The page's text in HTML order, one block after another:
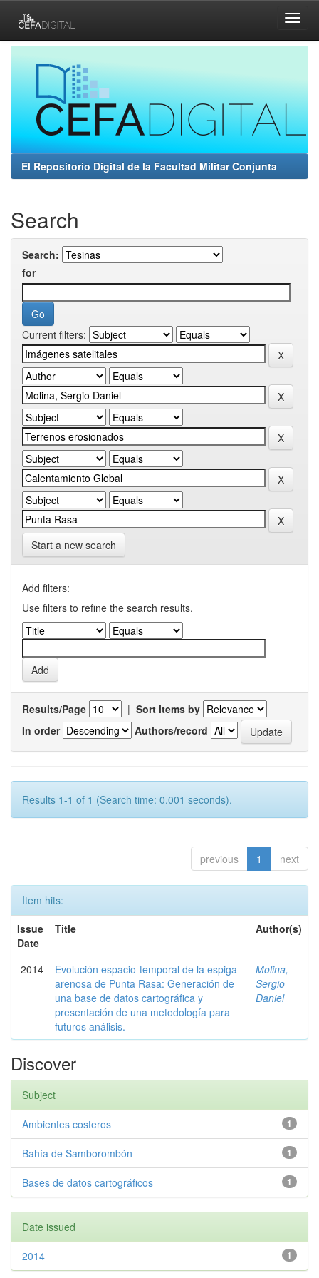
navigation
El Repositorio Digital de la Facultad Militar Conjunta
Search
Search:
for
Current filters:
Start a new search
Add filters:
Use filters to refine the search results.
Results/Page | Sort items by
In order
Authors/record
Results 1-1 of 1 (Search time: 0.001 seconds).
previous 1 next
Item hits:
Issue
Date
Title Author(s)
2014
Evolución espacio-temporal de la espiga
arenosa de Punta Rasa: Generación de
una base de datos cartográfica y
presentación de una metodología para
futuros análisis.
Molina,
Sergio
Daniel
Discover
Subject
1
Ambientes costeros
1
Bahía de Samborombón
1
Bases de datos cartográficos
Date issued
1
2014